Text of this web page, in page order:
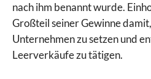
nach ihm benannt wurde.
Großteil seiner Gewinne
Unternehmen zu setzen und
Leerverkäufe zu tätigen.